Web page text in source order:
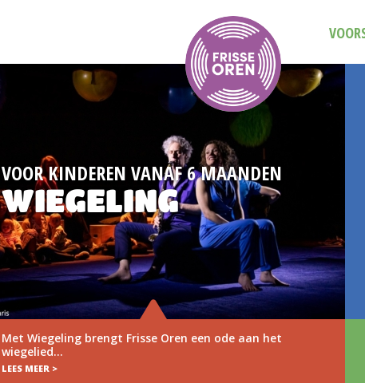
aan het
DAG VAN DE
3
Save the date: Dag van de